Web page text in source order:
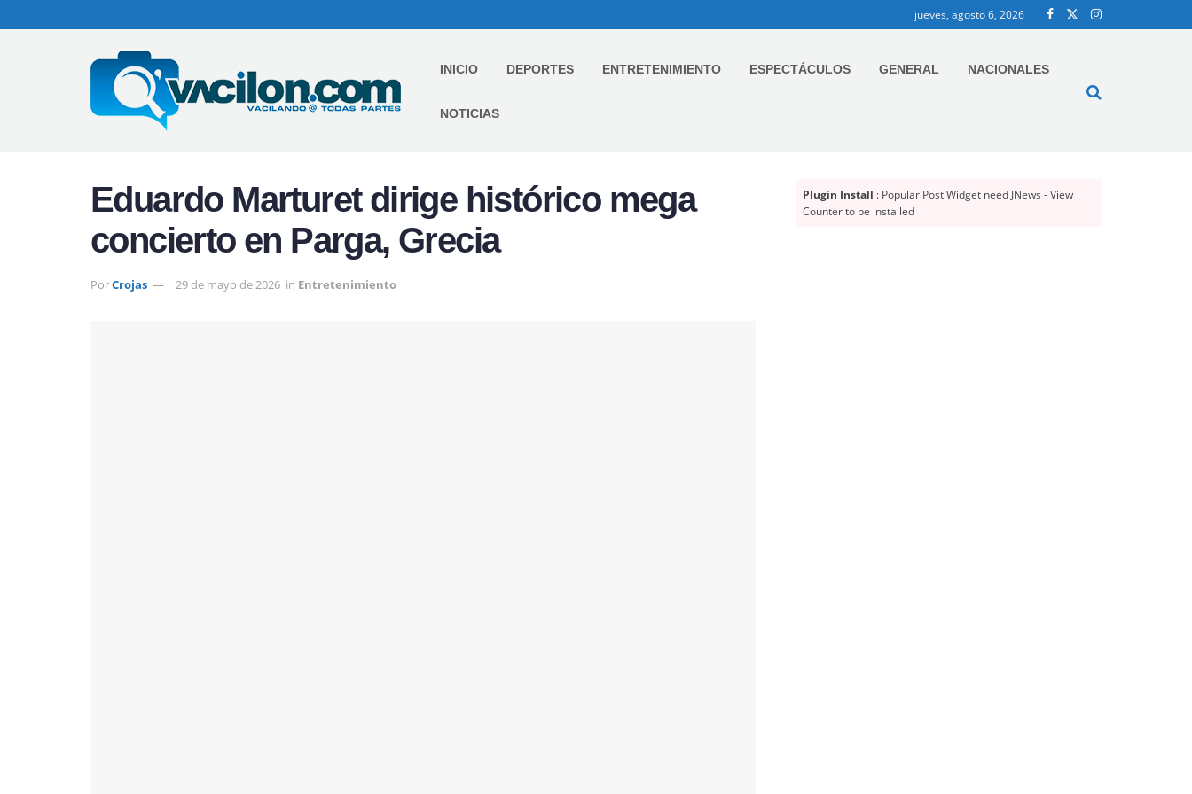
jueves, agosto 6, 2026
INICIO DEPORTES ENTRETENIMIENTO ESPECTÁCULOS GENERAL NACIONALES
NOTICIAS
Eduardo Marturet dirige histórico mega
concierto en Parga, Grecia
PorCrojas 29 de mayo de 2026 in Entretenimiento
Plugin Install : Popular Post Widget need JNews - View
Counter to be installed